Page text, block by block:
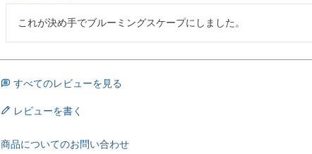
これが決め手でブルーミングスケープにしました。
すべてのレビューを見る
レビューを書く
商品についてのお問い合わせ